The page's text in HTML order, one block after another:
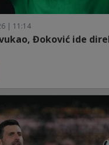
| 11:14
Đoković ide